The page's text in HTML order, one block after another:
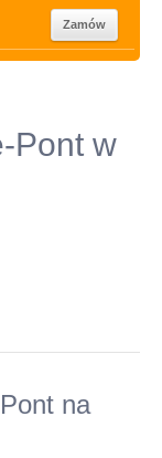
Zamów
Pont w
na